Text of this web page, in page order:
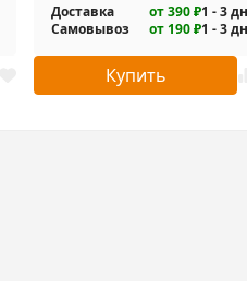
Доставка от 390 ₽1 - 3
Самовывоз
от 190 ₽1 - 3
Купить